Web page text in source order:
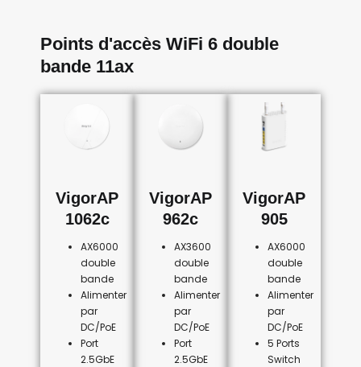
Points d'accès WiFi 6 double
bande 11ax
VigorAP
1062c
AX6000
double
bande
Alimenter
par
DC/PoE
Port
2.5GbE
VigorAP
962c
AX3600
double
bande
Alimenter
par
DC/PoE
Port
2.5GbE
VigorAP
905
AX6000
double
bande
Alimenter
par
DC/PoE
5 Ports
Switch